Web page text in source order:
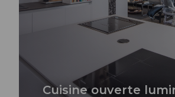
Cuisine ouverte